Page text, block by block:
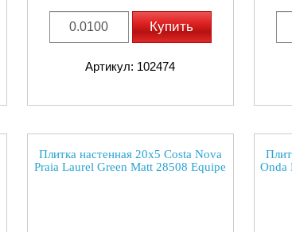
Купить
Артикул: 102474
Плитка настенная 20x5 Costa Nova
Praia Laurel Green Matt 28508 Equipe
Onda